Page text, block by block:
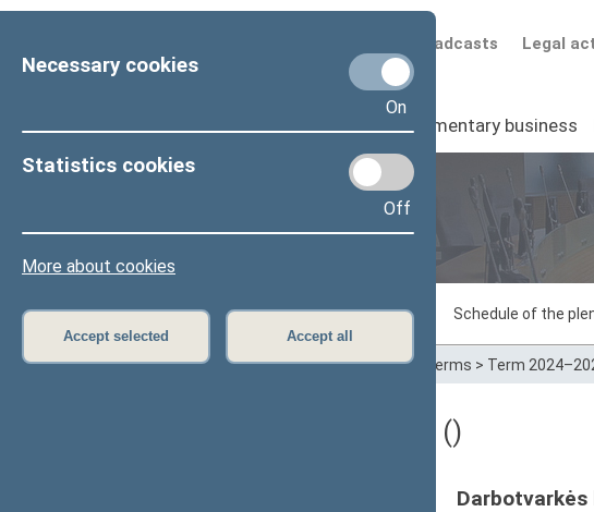
Necessary cookies
On
Statistics cookies
Off
More about cookies
Accept selected Accept all
Legal
Scheduled broadcasts
Seimas I Parliamentary business
Sitting in progress Plenary sittings Schedule of the
Home>Plenary sittings>Parliamentary terms > Term
Darbotvarkės klausimas ()